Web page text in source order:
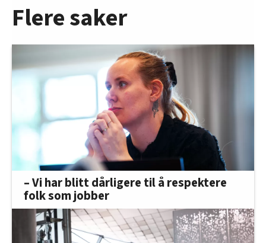
Flere saker
– Vi har blitt dårligere til å respektere
folk som jobber